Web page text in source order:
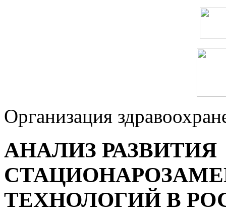
Организация
АНАЛИЗ РАЗВИТИЯ
ТЕХНОЛОГИЙ В